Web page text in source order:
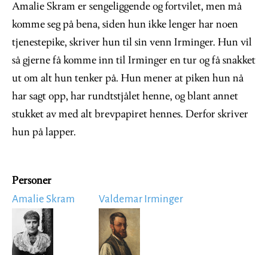
Amalie Skram er sengeliggende og fortvilet, men må
komme seg på bena, siden hun ikke lenger har noen
tjenestepike, skriver hun til sin venn Irminger. Hun vil
så gjerne få komme inn til Irminger en tur og få snakket
ut om alt hun tenker på. Hun mener at piken hun nå
har sagt opp, har rundtstjålet henne, og blant annet
stukket av med alt brevpapiret hennes. Derfor skriver
hun på lapper.
Personer
Amalie Skram
Image
Valdemar Irminger
Image